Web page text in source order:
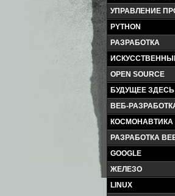
УПРАВЛЕНИЕ
PYTHON
РАЗРАБОТКА
OPEN SOURCE
БУДУЩЕЕ ЗДЕСЬ
ВЕБ-
КОСМОНАВТИКА
РАЗРАБОТКА
GOOGLE
ЖЕЛЕЗО
LINUX